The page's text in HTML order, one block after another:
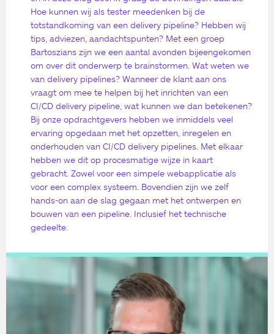
Hoe kunnen wij als tester meedenken bij de
totstandkoming van een delivery pipeline? Hebben wij
tips, adviezen, aandachtspunten? Met een groep
Bartoszians zijn we een aantal avonden bijeengekomen
om over dit onderwerp te brainstormen. Wat weten we
van delivery pipelines? Wanneer de klant aan ons
vraagt om mee te helpen bij het inrichten van een
CI/CD delivery pipeline, wat kunnen we dan betekenen?
Bij onze opdrachtgevers hebben we inmiddels veel
ervaring opgedaan met het opzetten, inregelen en
onderhouden van CI/CD delivery pipelines. Met elkaar
hebben we dit op procesmatige wijze in kaart
gebracht. Zowel voor een simpele webapplicatie als
voor een complex systeem. Bovendien zijn we zelf
hands-on aan de slag gegaan met het ontwerpen en
bouwen van een pipeline. Inclusief het technische
gedeelte.